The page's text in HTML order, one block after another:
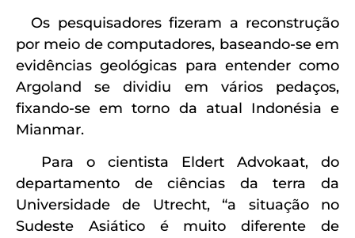
Os pesquisadores fizeram a reconstrução
por meio de computadores, baseando-se em
evidências geológicas para entender como
Argoland se dividiu em vários pedaços,
fixando-se em torno da atual Indonésia e
Mianmar.
Para o cientista Eldert Advokaat, do
departamento de ciências da terra da
Universidade de Utrecht, “a situação no
Sudeste Asiático é muito diferente de